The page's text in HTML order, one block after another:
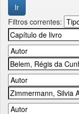
Filtros correntes: